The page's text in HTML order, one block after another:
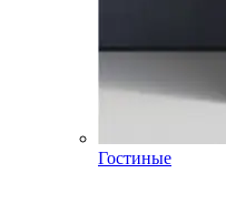
Гостиные